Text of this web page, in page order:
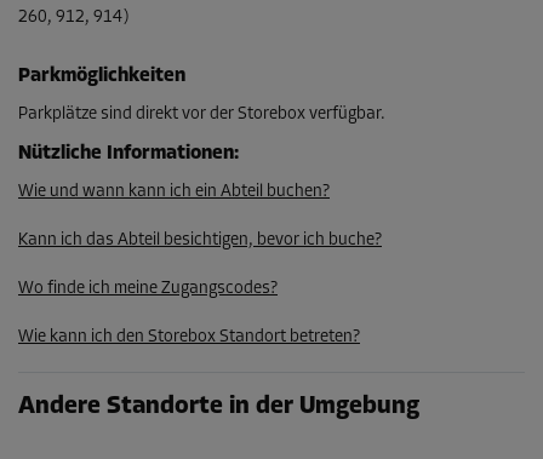
Fläche: 2,8 m²
-10%
Ab
87,29 EUR/Mon
Abteil 51
260, 912, 914)
Parkmöglichkeiten
Parkplätze sind direkt vor der Storebox verfügbar.
Nützliche Informationen:
Wie und wann kann ich ein Abteil buchen?
Kann ich das Abteil besichtigen, bevor ich buche?
Wo finde ich meine Zugangscodes?
Wie kann ich den Storebox Standort betreten?
Andere Standorte in der Umgebung